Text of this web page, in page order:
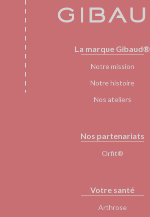
La marque Gibaud®
Notre mission
Notre histoire
Nos ateliers
Nos partenariats
Orfit®
Votre santé
Arthrose